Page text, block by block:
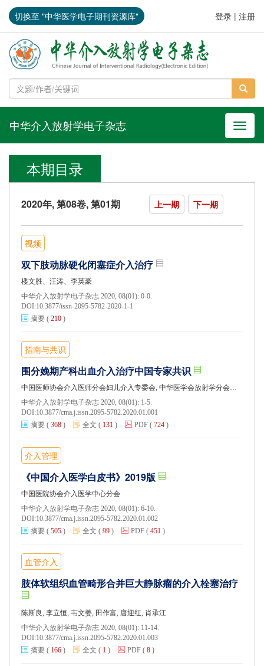
切换至 "中华医学电子期刊资源库" 登录 | 注册
导航
中华介入放射学电子杂志
本期目录
2020年, 第08卷, 第01期 上一期 下一期
视频
双下肢动脉硬化闭塞症介入治疗
楼文胜、汪涛、李英豪
中华介入放射学电子杂志 2020, 08(01): 0-0.
DOI:10.3877/issn-2095-5782-2020-1-1
摘要 ( 210 )
指南与共识
围分娩期产科出血介入治疗中国专家共识
中国医师协会介入医师分会妇儿介入专委会, 中华医学会放射学分会介入学组生殖泌尿专委会, 中国妇儿介入联盟
中华介入放射学电子杂志 2020, 08(01): 1-5.
DOI:10.3877/cma.j.issn.2095-5782.2020.01.001
摘要 ( 368 ) 全文 ( 131 ) PDF ( 724 )
介入管理
《中国介入医学白皮书》2019版
中国医院协会介入医学中心分会
中华介入放射学电子杂志 2020, 08(01): 6-10.
DOI:10.3877/cma.j.issn.2095-5782.2020.01.002
摘要 ( 505 ) 全文 ( 99 ) PDF ( 451 )
血管介入
肢体软组织血管畸形合并巨大静脉瘤的介入栓塞治疗
陈斯良, 李立恒, 韦文姜, 田作富, 唐迎红, 肖承江
中华介入放射学电子杂志 2020, 08(01): 11-14.
DOI:10.3877/cma.j.issn.2095-5782.2020.01.003
摘要 ( 166 ) 全文 ( 1 ) PDF ( 8 )